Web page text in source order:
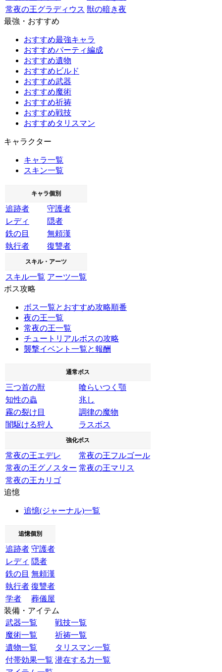
常夜の王グラディウス 獣の暗き夜
最強・おすすめ
おすすめ最強キャラ
おすすめパーティ編成
おすすめ遺物
おすすめビルド
おすすめ武器
おすすめ魔術
おすすめ祈祷
おすすめ戦技
おすすめタリスマン
キャラクター
キャラ一覧
スキン一覧
キャラ個別
追跡者
守護者
レディ
隠者
鉄の目
無頼漢
執行者
復讐者
スキル・アーツ
スキル一覧 アーツ一覧
ボス攻略
ボス一覧とおすすめ攻略順番
夜の王一覧
常夜の王一覧
チュートリアルボスの攻略
襲撃イベント一覧と報酬
通常ボス
三つ首の獣
喰らいつく顎
知性の蟲
兆し
霧の裂け目
調律の魔物
闇駆ける狩人
ラスボス
強化ボス
常夜の王エデレ
常夜の王フルゴール
常夜の王グノスター 常夜の王マリス
常夜の王カリゴ
追憶
追憶(ジャーナル)一覧
追憶個別
追跡者 守護者
レディ 隠者
鉄の目 無頼漢
執行者 復讐者
学者
葬儀屋
装備・アイテム
武器一覧
戦技一覧
魔術一覧
祈祷一覧
遺物一覧
タリスマン一覧
付帯効果一覧 潜在する力一覧